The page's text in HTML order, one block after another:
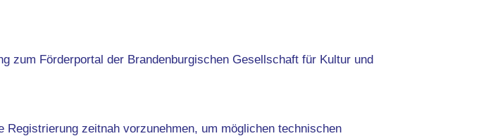
zum Förderportal der Brandenburgischen Gesellschaft für Kultur und
zeitnah vorzunehmen, um möglichen technischen